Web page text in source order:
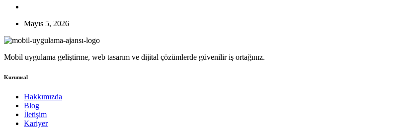
Mayıs 5, 2026
Mobil uygulama geliştirme, web tasarım ve dijital çözümlerde güvenilir iş ortağınız.
Kurumsal
Hakkımızda
Blog
İletişim
Kariyer